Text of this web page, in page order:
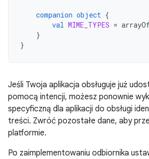
companion object {
val MIME_TYPES =
}
}
Jeśli Twoja aplikacja obsługuje już
pomocą intencji, możesz ponownie
specyficzną dla aplikacji do obsługi
treści. Zwróć pozostałe dane, aby
platformie.
Po zaimplementowaniu odbiornika